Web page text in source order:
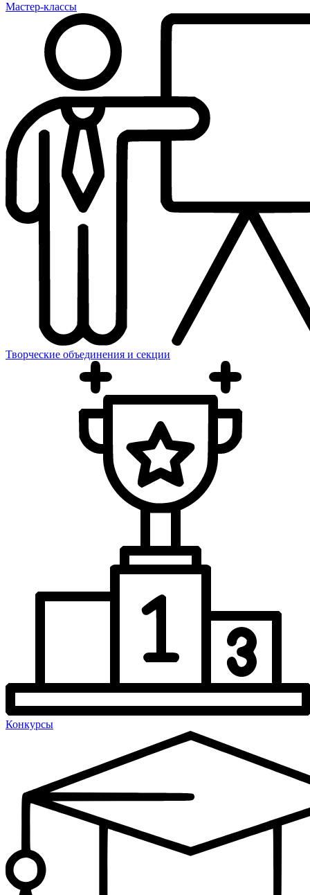
Мастер-классы
Творческие объединения и секции
Конкурсы